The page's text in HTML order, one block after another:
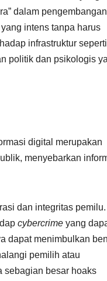
dalam pengembangan
intens tanpa harus
infrastruktur
politik dan psikologis
digital merupakan
menyebarkan
dan integritas pemilu.
cybercrime yang
dapat menimbulkan
pemilih atau
sebagian besar hoaks